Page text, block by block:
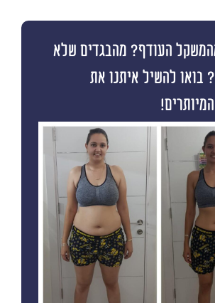
העודף? מהבגדים שלא
בואו להשיל איתנו את